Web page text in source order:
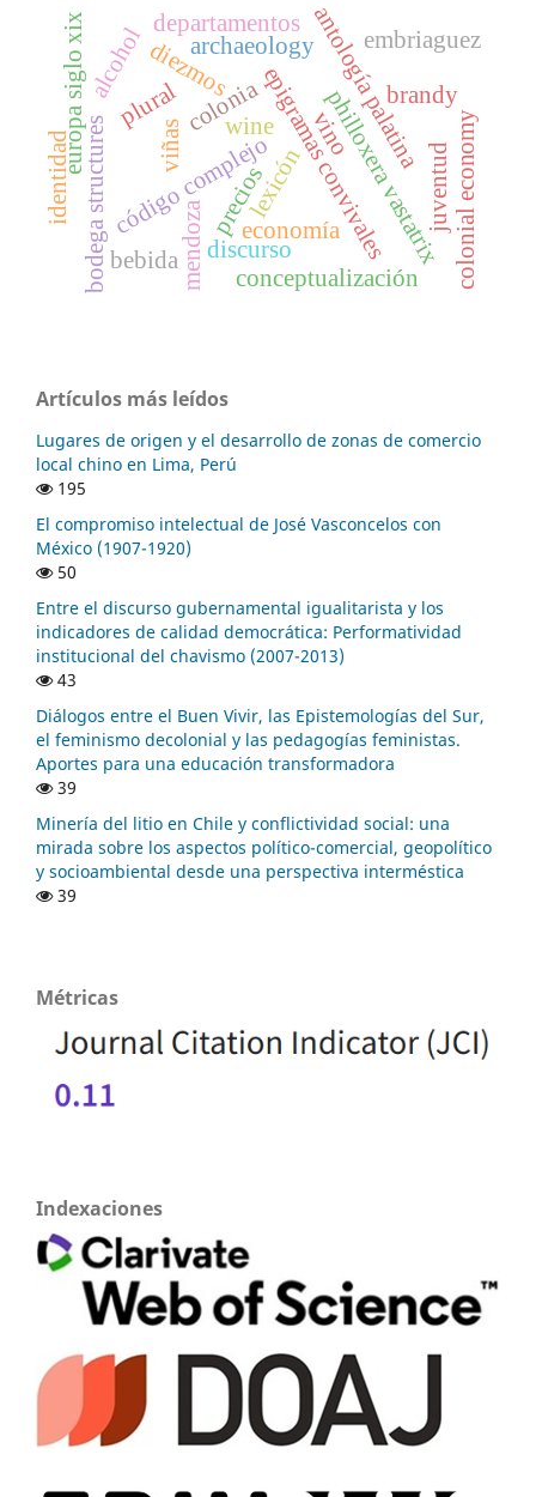
epigramas convivales
antología palatina
vino
código complejo
plural wine
brandy
bodega structures colonial economy
archaeology
colonia
precioseconomía
diezmos
mendoza
departamentos
europa siglo xix viñas philloxera vastatrix
discurso
lexicón
conceptualización
bebida
alcohol
identidad juventud
embriaguez
Artículos más leídos
Lugares de origen y el desarrollo de zonas de comercio
local chino en Lima, Perú
195
El compromiso intelectual de José Vasconcelos con
México (1907-1920)
50
Entre el discurso gubernamental igualitarista y los
indicadores de calidad democrática: Performatividad
institucional del chavismo (2007-2013)
43
Diálogos entre el Buen Vivir, las Epistemologías del Sur,
el feminismo decolonial y las pedagogías feministas.
Aportes para una educación transformadora
39
Minería del litio en Chile y conflictividad social: una
mirada sobre los aspectos político-comercial, geopolítico
y socioambiental desde una perspectiva interméstica
39
Métricas
Indexaciones